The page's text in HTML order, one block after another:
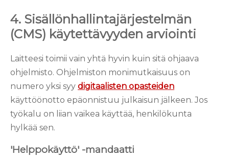
4. Sisällönhallintajärjestelmän
(CMS) käytettävyyden arviointi
Laitteesi toimii vain yhtä hyvin kuin sitä ohjaava
ohjelmisto. Ohjelmiston monimutkaisuus on
numero yksi syy digitaalisten opasteiden
käyttöönotto epäonnistuu julkaisun jälkeen. Jos
työkalu on liian vaikea käyttää, henkilökunta
hylkää sen.
'Helppokäyttö' -mandaatti